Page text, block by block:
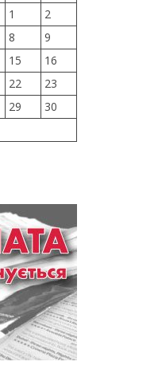
1
2
8
9
15
16
22
23
29
30